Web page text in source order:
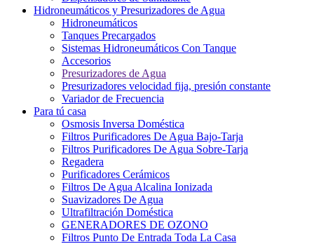
Hidroneumáticos y Presurizadores de Agua
Hidroneumáticos
Tanques Precargados
Sistemas Hidroneumáticos Con Tanque
Accesorios
Presurizadores de Agua
Presurizadores velocidad fija, presión constante
Variador de Frecuencia
Para tú casa
Osmosis Inversa Doméstica
Filtros Purificadores De Agua Bajo-Tarja
Filtros Purificadores De Agua Sobre-Tarja
Regadera
Purificadores Cerámicos
Filtros De Agua Alcalina Ionizada
Suavizadores De Agua
Ultrafiltración Doméstica
GENERADORES DE OZONO
Filtros Punto De Entrada Toda La Casa